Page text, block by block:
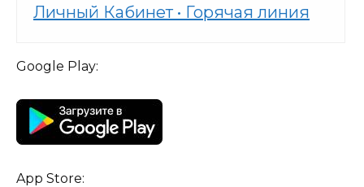
Личный Кабинет • Горячая линия
Google Play:
App Store: